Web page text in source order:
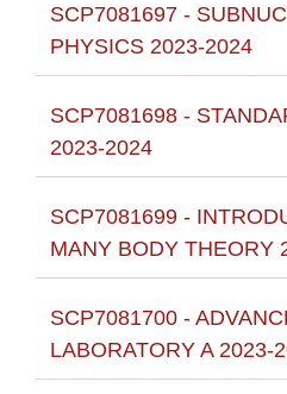
SCP7081697 -
PHYSICS 2023-2024
SCP7081698 -
2023-2024
SCP7081699 -
MANY BODY THEORY
SCP7081700 -
LABORATORY A 2023-